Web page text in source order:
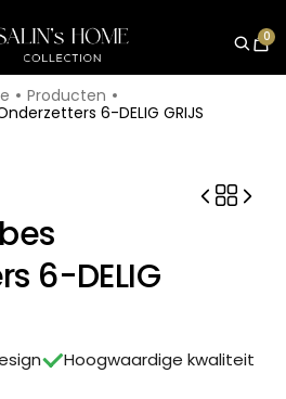
0
Producten
6-DELIG GRIJS
6-DELIG
Hoogwaardige kwaliteit